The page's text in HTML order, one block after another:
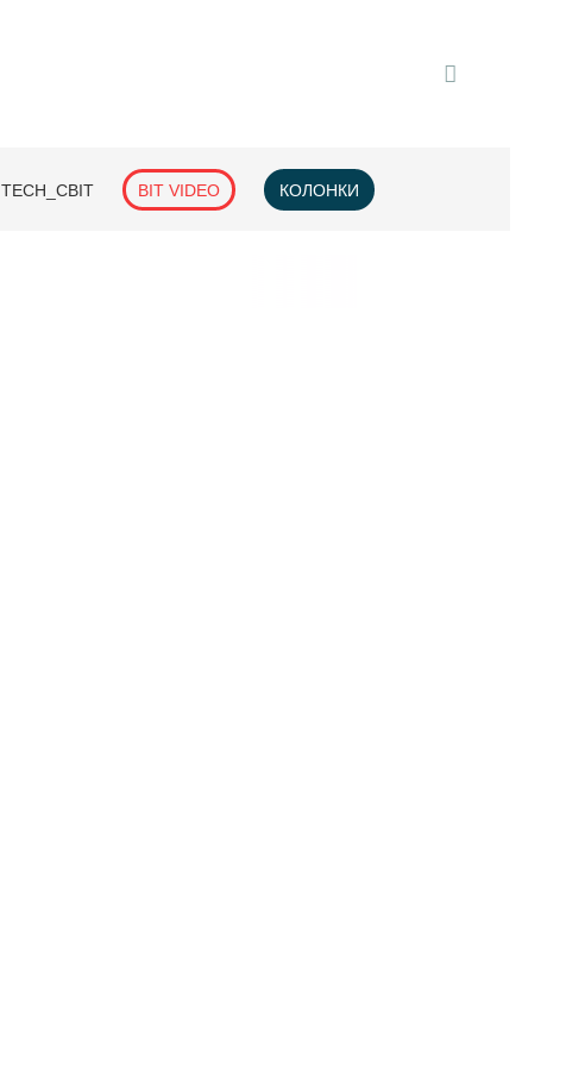
TECH_СВІТ BIT VIDEO КОЛОНКИ